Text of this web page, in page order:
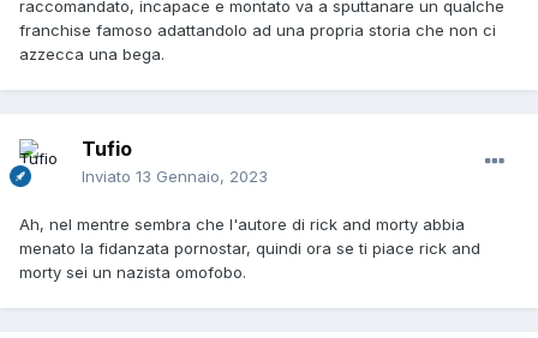
raccomandato, incapace e montato va a sputtanare un qualche
franchise famoso adattandolo ad una propria storia che non ci
azzecca una bega.
Tufio
Inviato 13 Gennaio, 2023
Ah, nel mentre sembra che l'autore di rick and morty abbia
menato la fidanzata pornostar, quindi ora se ti piace rick and
morty sei un nazista omofobo.